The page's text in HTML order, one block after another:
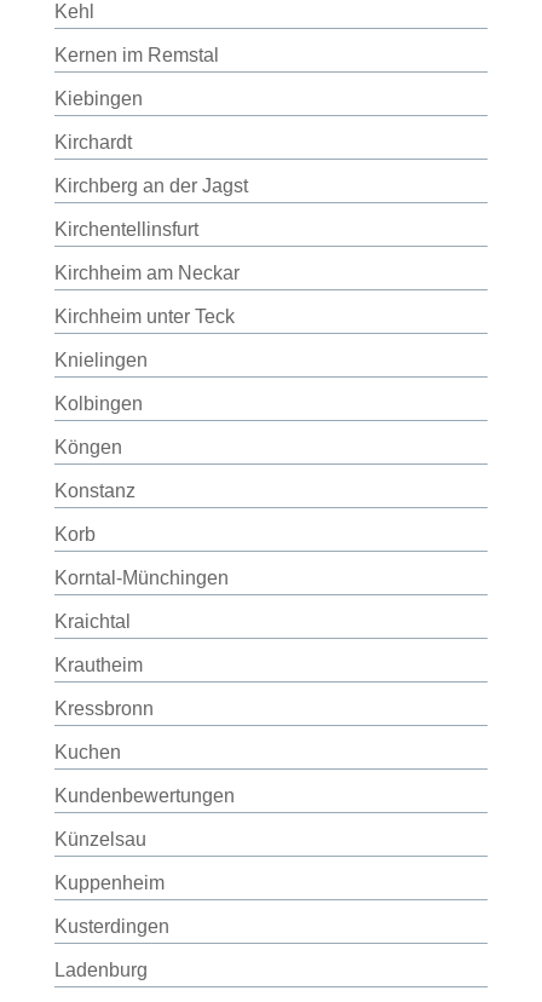
Kehl
Kernen im Remstal
Kiebingen
Kirchardt
Kirchberg an der Jagst
Kirchentellinsfurt
Kirchheim am Neckar
Kirchheim unter Teck
Knielingen
Kolbingen
Köngen
Konstanz
Korb
Korntal-Münchingen
Kraichtal
Krautheim
Kressbronn
Kuchen
Kundenbewertungen
Künzelsau
Kuppenheim
Kusterdingen
Ladenburg